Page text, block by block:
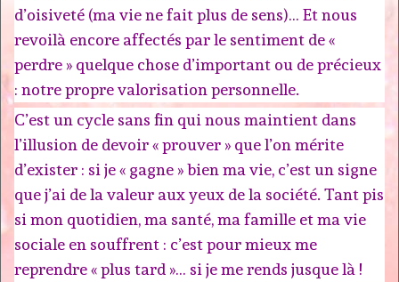
d’oisiveté (ma vie ne fait plus de sens)… Et nous
revoilà encore affectés par le sentiment de «
perdre » quelque chose d’important ou de précieux
: notre propre valorisation personnelle.
C’est un cycle sans fin qui nous maintient dans
l’illusion de devoir « prouver » que l’on mérite
d’exister : si je « gagne » bien ma vie, c’est un signe
que j’ai de la valeur aux yeux de la société. Tant pis
si mon quotidien, ma santé, ma famille et ma vie
sociale en souffrent : c’est pour mieux me
reprendre « plus tard »… si je me rends jusque là !